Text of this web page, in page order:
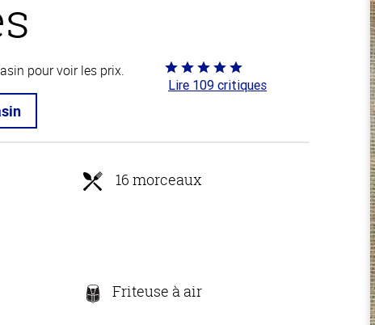
pour voir les prix.
Coté
4.8 sur
Lire 109 critiques
16 morceaux
Friteuse à air